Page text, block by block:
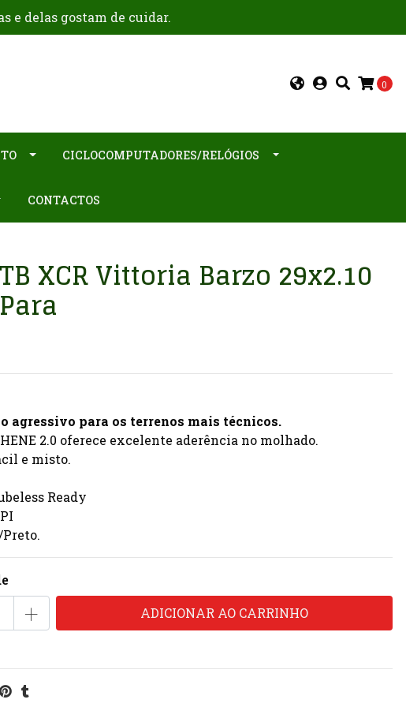
e delas gostam de cuidar.
0
CICLOCOMPUTADORES/RELÓGIOS
CONTACTOS
XCR Vittoria Barzo 29x2.10
agressivo para os terrenos mais técnicos.
2.0 oferece excelente aderência no molhado.
e misto.
Ready
+